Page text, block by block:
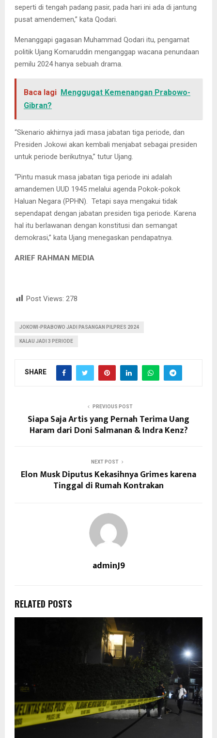
seperti di tengah padang pasir, pada hari ini ada di jantung
pusat amendemen,” kata Qodari.
Menanggapi gagasan Muhammad Qodari itu, pengamat
politik Ujang Komaruddin menganggap wacana penundaan
pemilu 2024 hanya sebuah drama.
Baca lagi Menggugat Kemenangan Prabowo-
Gibran?
“Skenario akhirnya jadi masa jabatan tiga periode, dan
Presiden Jokowi akan kembali menjabat sebagai presiden
untuk periode berikutnya,” tutur Ujang.
“Pintu masuk masa jabatan tiga periode ini adalah
amandemen UUD 1945 melalui agenda Pokok-pokok
Haluan Negara (PPHN). Tetapi saya mengakui tidak
sependapat dengan jabatan presiden tiga periode. Karena
hal itu berlawanan dengan konstitusi dan semangat
demokrasi,” kata Ujang menegaskan pendapatnya.
ARIEF RAHMAN MEDIA
Post Views: 278
JOKOWI-PRABOWO JADI PASANGAN PILPRES 2024
KALAU JADI 3 PERIODE
SHARE
PREVIOUS POST
Siapa Saja Artis yang Pernah Terima Uang
Haram dari Doni Salmanan & Indra Kenz?
NEXT POST
Elon Musk Diputus Kekasihnya Grimes karena
Tinggal di Rumah Kontrakan
adminJ9
RELATED POSTS